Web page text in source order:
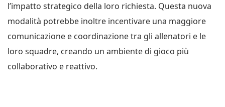
l’impatto strategico della loro richiesta. Questa nuova
modalità potrebbe inoltre incentivare una maggiore
comunicazione e coordinazione tra gli allenatori e le
loro squadre, creando un ambiente di gioco più
collaborativo e reattivo.